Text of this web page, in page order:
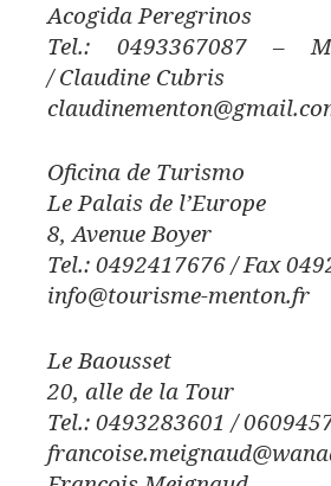
Acogida Peregrinos
Tel.: 0493367087 –
/ Claudine Cubris
Oficina de Turismo
Le Palais de l’Europe
8, Avenue Boyer
Tel.: 0492417676 / Fax
info@tourisme-menton.fr
Le Baousset
20, alle de la Tour
Tel.: 0493283601 /